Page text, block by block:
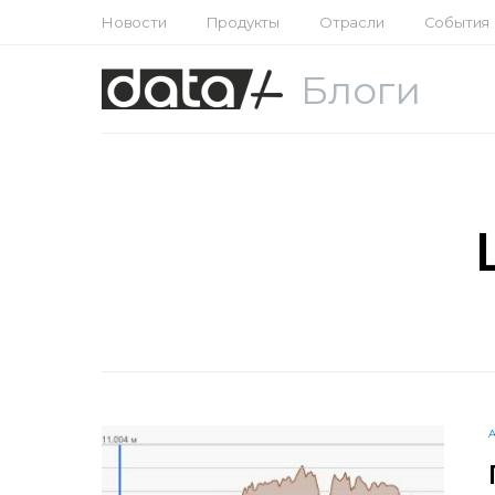
Новости Продукты Отрасли События
Блоги